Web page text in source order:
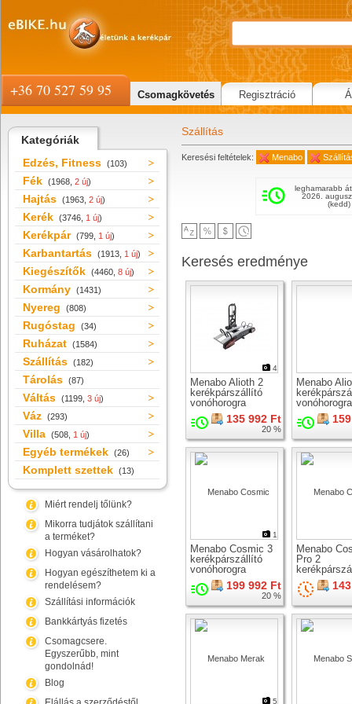
Kategóriák
Edzés, Fitness (103)
Fék (1968, 2 új)
Hajtás (1963, 2 új)
Kerék (3746, 1 új)
Kerékpár (799, 1 új)
Karbantartás (1913, 1 új)
Kiegészítők (4460, 8 új)
Kormány (1431)
Nyereg (808)
Rugóstag (34)
Ruházat (1584)
Szállítás (182)
Tárolás (87)
Váltás (1199, 3 új)
Váz (293)
Villa (508, 1 új)
Egyéb termékek (26)
Komplett szettek (13)
Miért rendelj tőlünk?
Mikorra tudjátok szállítani
a terméket?
Hogyan vásárolhatok?
Hogyan egészíthetem ki a
rendelésem?
Szállítási információk
Bankkártyás fizetés
Csomagcsere.
Egyszerűbb, mint
gondolnád!
Blog
Szállítás
Keresési feltételek: Menabo
leghamarabb
2026.
(kedd)
Keresés eredménye
4
Menabo Alioth 2
kerékpárszállító
vonóhorogra
135 992 Ft
20 %
Menabo
vonóhorogra
1
Menabo Cosmic 3
kerékpárszállító
vonóhorogra
199 992 Ft
20 %
Menabo
Pro 2
vonóhorogra
5
+36 70 527 59 95 Csomagkövetés Regisztráció